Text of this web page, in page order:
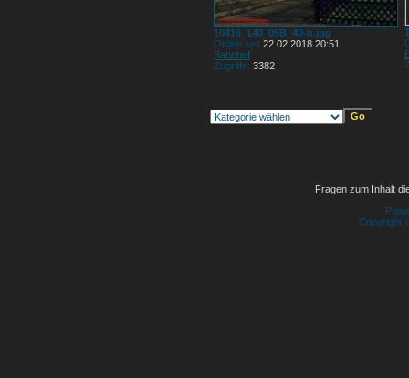
10416_140_05B_40-b.jpg
Online seit 22.02.2018 20:51
Bahnhof
Zugriffe: 3382
Fragen zum Inhalt
Copyright